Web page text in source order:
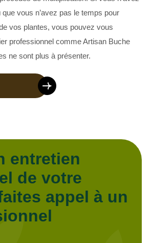
vous n’avez pas le temps pour
vos plantes, vous pouvez vous
professionnel comme Artisan Buche
ne sont plus à présenter.
entretien
de votre
appel à un